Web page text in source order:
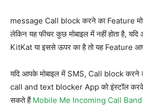
message Call block करने का Feature
लेकिन यह फीचर कुछ मोबाइल में नहीं होता है,
KitKat या इससे ऊपर का है तो यह Feature
यदि आपके मोबाइल में SMS, Call block करने
call and text blocker App को इंस्टॉल
सकते हैं Mobile Me Incoming Call